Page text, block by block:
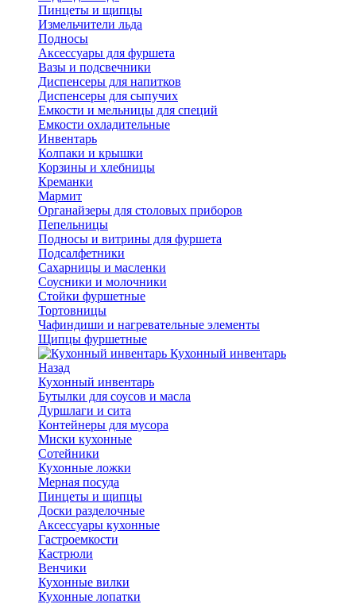
Пинцеты и щипцы
Измельчители льда
Подносы
Аксессуары для фуршета
Вазы и подсвечники
Диспенсеры для напитков
Диспенсеры для сыпучих
Емкости и мельницы для специй
Емкости охладительные
Инвентарь
Колпаки и крышки
Корзины и хлебницы
Креманки
Мармит
Органайзеры для столовых приборов
Пепельницы
Подносы и витрины для фуршета
Подсалфетники
Сахарницы и масленки
Соусники и молочники
Стойки фуршетные
Тортовницы
Чафиндиши и нагревательные элементы
Щипцы фуршетные
Кухонный инвентарь
Назад
Кухонный инвентарь
Бутылки для соусов и масла
Дуршлаги и сита
Контейнеры для мусора
Миски кухонные
Сотейники
Кухонные ложки
Мерная посуда
Пинцеты и щипцы
Доски разделочные
Аксессуары кухонные
Гастроемкости
Кастрюли
Венчики
Кухонные вилки
Кухонные лопатки